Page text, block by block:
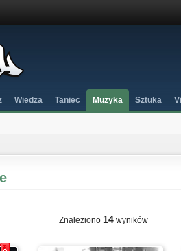
Wiedza Taniec Muzyka Sztuka
Znaleziono 14 wyników